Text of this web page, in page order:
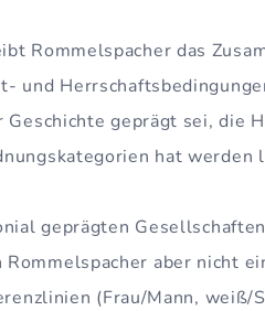
Rommelspacher das
und
Geschichte geprägt sei, die
hat werden
geprägten
aber nicht
(Frau/Mann, weiß/